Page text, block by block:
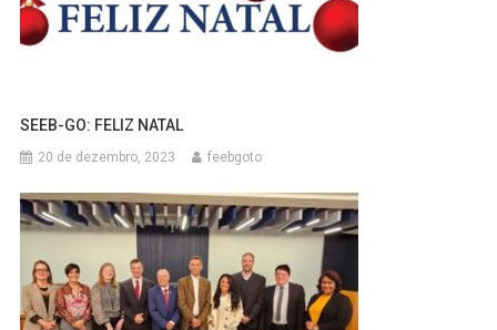
SEEB-GO: FELIZ NATAL
20 de dezembro, 2023 feebgoto